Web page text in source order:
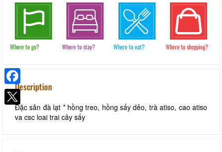
Where to go? Where to stay? Where to eat? Where to shopping?
Description
Đặc sản đà lạt * hồng treo, hồng sấy dẻo, trà atiso, cao atiso
va csc loai trai cây sấy
Facebook